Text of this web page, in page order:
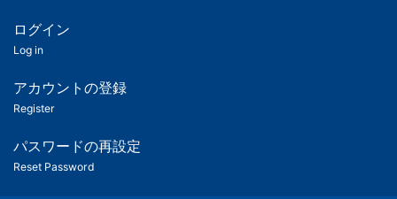
ツ
匿
名
ユ
ー
ログイン
Log in
アカウントの登録
Register
パスワードの再設定
Reset Password